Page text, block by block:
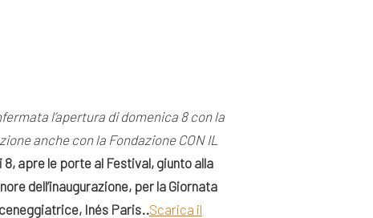
l’apertura di domenica 8 con la
anche con la Fondazione CON IL
8, apre le porte al Festival, giunto alla
dell’inaugurazione, per la Giornata
Inés Paris..Scarica il